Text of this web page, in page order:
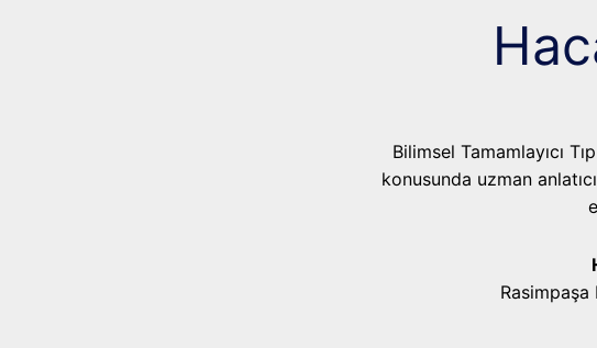
Bilimsel Tamamlayıcı
konusunda uzman